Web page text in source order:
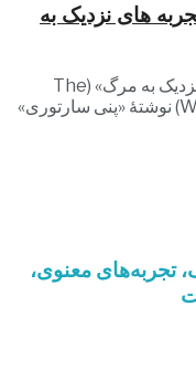
های نزدیک به
قسمتهایی از کتاب «حکمتی از تجربه‏ های نزدیک به مرگ» (The
Wisdom Of Near-Death Experiences) نوشتۀ «پنی سارتوری»
تجربه‌های معنوی،